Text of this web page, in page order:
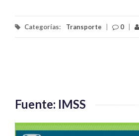
Categorías: Transporte 0
Fuente: IMSS